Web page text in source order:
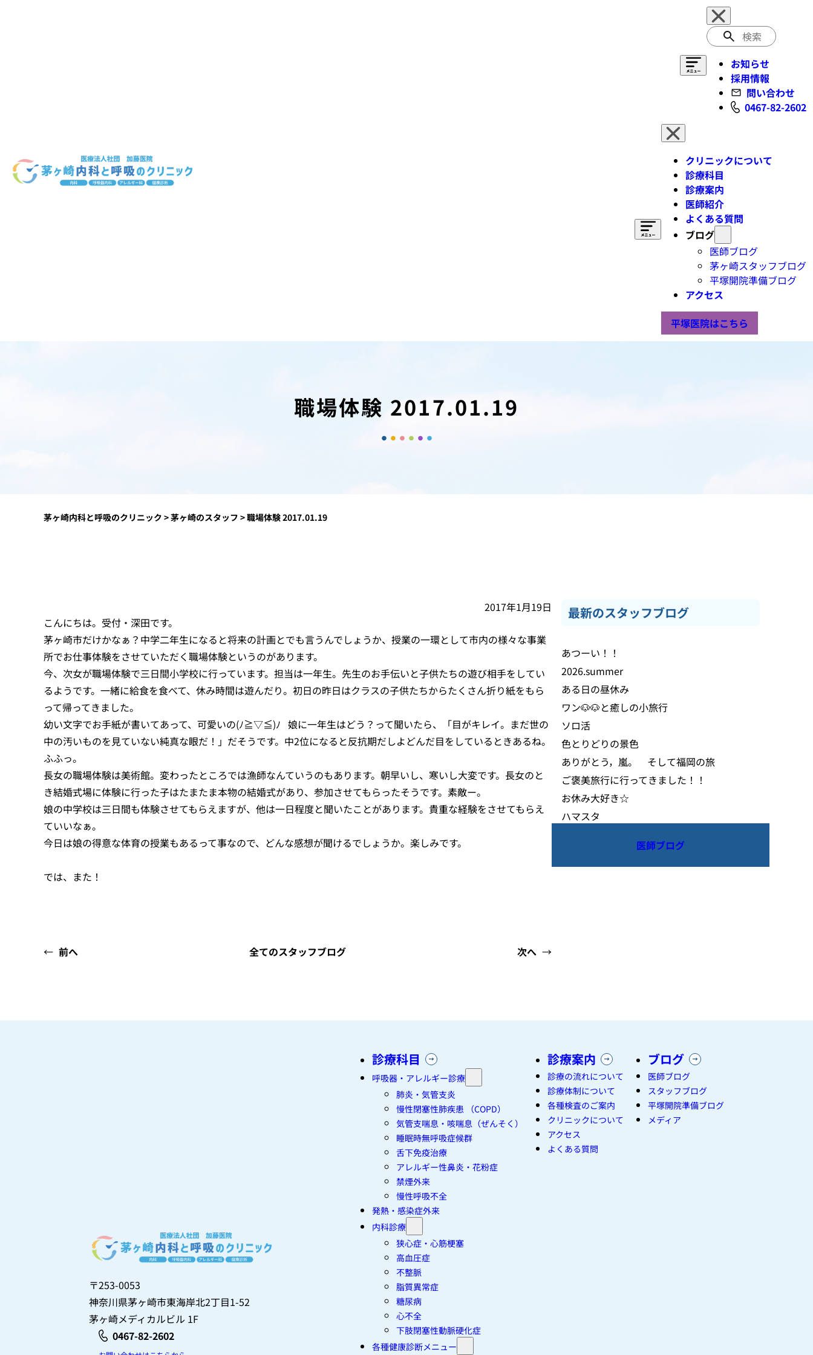
検
索
お知らせ
採用情報
問い合わせ
0467-82-2602
クリニックについて
診療科目
診療案内
医師紹介
よくある質問
ブログ
医師ブログ
茅ヶ崎スタッフブログ
平塚開院準備ブログ
アクセス
平塚医院はこちら
職場体験 2017.01.19
茅ヶ崎内科と呼吸のクリニック >茅ヶ崎のスタッフ >職場体験 2017.01.19
2017年1月19日
こんにちは。受付・深田です。
茅ヶ崎市だけかなぁ？中学二年生になると将来の計画とでも言うんでしょうか、授業の一環として市内の様々な事業
所でお仕事体験をさせていただく職場体験というのがあります。
今、次女が職場体験で三日間小学校に行っています。担当は一年生。先生のお手伝いと子供たちの遊び相手をしてい
るようです。一緒に給食を食べて、休み時間は遊んだり。初日の昨日はクラスの子供たちからたくさん折り紙をもら
って帰ってきました。
幼い文字でお手紙が書いてあって、可愛いの(ﾉ≧▽≦)ﾉ 娘に一年生はどう？って聞いたら、「目がキレイ。まだ世の
中の汚いものを見ていない純真な眼だ！」だそうです。中2位になると反抗期だしよどんだ目をしているときあるね。
ふふっ。
長女の職場体験は美術館。変わったところでは漁師なんていうのもあります。朝早いし、寒いし大変です。長女のと
き結婚式場に体験に行った子はたまたま本物の結婚式があり、参加させてもらったそうです。素敵ー。
娘の中学校は三日間も体験させてもらえますが、他は一日程度と聞いたことがあります。貴重な経験をさせてもらえ
ていいなぁ。
今日は娘の得意な体育の授業もあるって事なので、どんな感想が聞けるでしょうか。楽しみです。
では、また！
← 前へ 全てのスタッフブログ 次へ →
最新のスタッフブログ
あつーい！！
2026.summer
ある日の昼休み
ワン🐶🐶と癒しの小旅行
ソロ活
色とりどりの景色
ありがとう，嵐。 そして福岡の旅
ご褒美旅行に行ってきました！！
お休み大好き☆
ハマスタ
医師ブログ
〒253-0053
神奈川県茅ヶ崎市東海岸北2丁目1-52
茅ヶ崎メディカルビル 1F
0467-82-2602
診療科目
呼吸器・アレルギー診療
肺炎・気管支炎
慢性閉塞性肺疾患 （COPD）
気管支喘息・咳喘息（ぜんそく）
睡眠時無呼吸症候群
舌下免疫治療
アレルギー性鼻炎・花粉症
禁煙外来
慢性呼吸不全
発熱・感染症外来
内科診療
狭心症・心筋梗塞
高血圧症
不整脈
脂質異常症
糖尿病
心不全
下肢閉塞性動脈硬化症
各種健康診断メニュー
診療案内
診療の流れについて
診療体制について
各種検査のご案内
クリニックについて
アクセス
よくある質問
ブログ
医師ブログ
スタッフブログ
平塚開院準備ブログ
メディア